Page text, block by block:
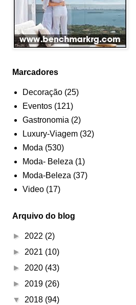
Marcadores
Decoração (25)
Eventos (121)
Gastronomia (2)
Luxury-Viagem (32)
Moda (530)
Moda- Beleza (1)
Moda-Beleza (37)
Video (17)
Arquivo do blog
► 2022 (2)
► 2021 (10)
► 2020 (43)
► 2019 (26)
▼ 2018 (94)